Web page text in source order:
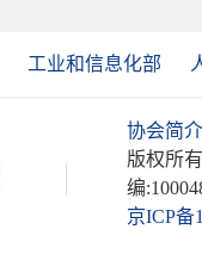
工业和信息化部
协会简介
版权所
编
京ICP备